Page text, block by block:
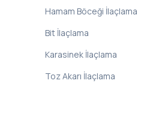
Hamam Böceği İlaçlama
Bit İlaçlama
Karasinek İlaçlama
Toz Akarı İlaçlama